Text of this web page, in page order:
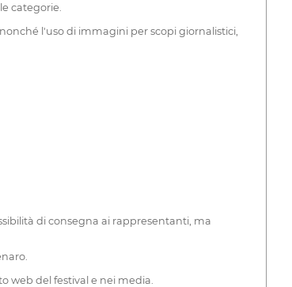
categorie.
l'uso di immagini per scopi giornalistici,
di consegna ai rappresentanti, ma
web del festival e nei media.